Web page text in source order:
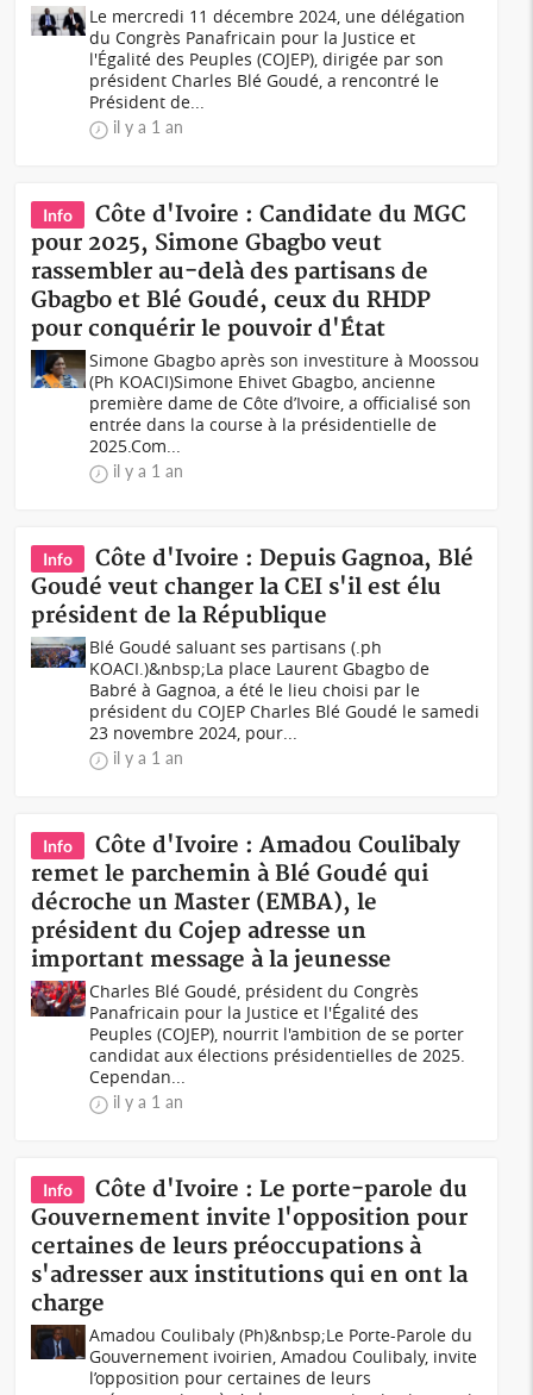
Le mercredi 11 décembre 2024, une délégation
du Congrès Panafricain pour la Justice et
l'Égalité des Peuples (COJEP), dirigée par son
président Charles Blé Goudé, a rencontré le
Président de...
il y a 1 an
Info
Côte d'Ivoire : Candidate du MGC
pour 2025, Simone Gbagbo veut
rassembler au-delà des partisans de
Gbagbo et Blé Goudé, ceux du RHDP
pour conquérir le pouvoir d'État
Simone Gbagbo après son investiture à Moossou
(Ph KOACI)Simone Ehivet Gbagbo, ancienne
première dame de Côte d’Ivoire, a officialisé son
entrée dans la course à la présidentielle de
2025.Com...
il y a 1 an
Info
Côte d'Ivoire : Depuis Gagnoa, Blé
Goudé veut changer la CEI s'il est élu
président de la République
Blé Goudé saluant ses partisans (.ph
KOACI.)&nbsp;La place Laurent Gbagbo de
Babré à Gagnoa, a été le lieu choisi par le
président du COJEP Charles Blé Goudé le samedi
23 novembre 2024, pour...
il y a 1 an
Info
Côte d'Ivoire : Amadou Coulibaly
remet le parchemin à Blé Goudé qui
décroche un Master (EMBA), le
président du Cojep adresse un
important message à la jeunesse
Charles Blé Goudé, président du Congrès
Panafricain pour la Justice et l'Égalité des
Peuples (COJEP), nourrit l'ambition de se porter
candidat aux élections présidentielles de 2025.
Cependan...
il y a 1 an
Info
Côte d'Ivoire : Le porte-parole du
Gouvernement invite l'opposition pour
certaines de leurs préoccupations à
s'adresser aux institutions qui en ont la
charge
Amadou Coulibaly (Ph)&nbsp;Le Porte-Parole du
Gouvernement ivoirien, Amadou Coulibaly, invite
l’opposition pour certaines de leurs